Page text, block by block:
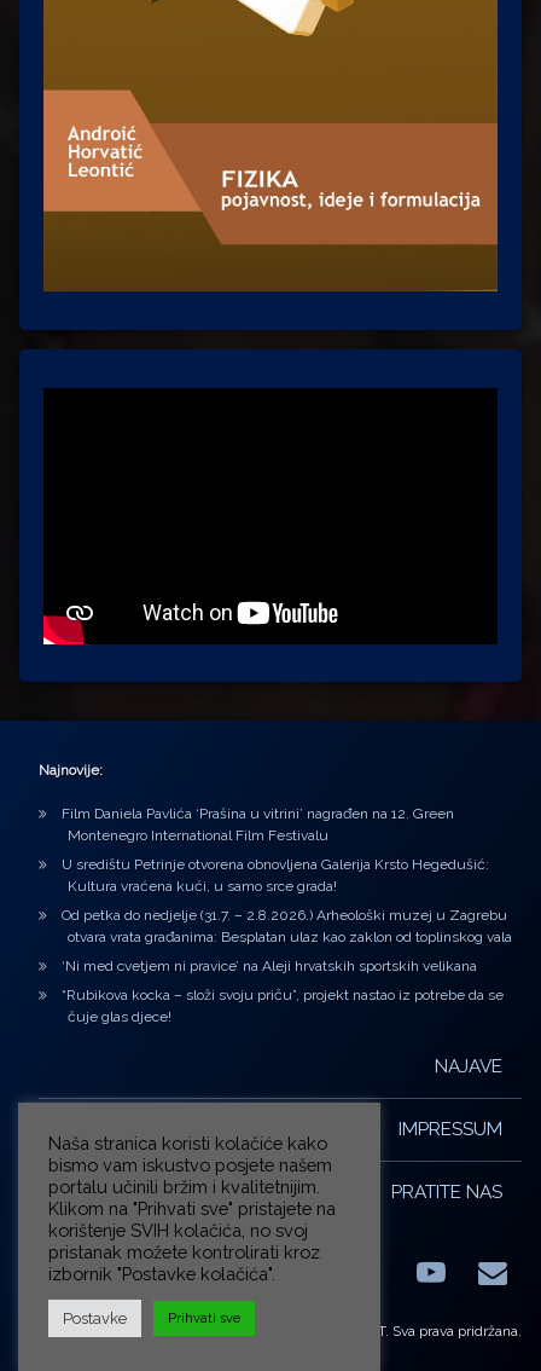
Najnovije:
Film Daniela Pavlića ‘Prašina u vitrini’ nagrađen na 12. Green
Montenegro International Film Festivalu
U središtu Petrinje otvorena obnovljena Galerija Krsto Hegedušić:
Kultura vraćena kući, u samo srce grada!
Od petka do nedjelje (31.7. – 2.8.2026.) Arheološki muzej u Zagrebu
otvara vrata građanima: Besplatan ulaz kao zaklon od toplinskog vala
‘Ni med cvetjem ni pravice’ na Aleji hrvatskih sportskih velikana
“Rubikova kocka – složi svoju priču”, projekt nastao iz potrebe da se
čuje glas djece!
NAJAVE
IMPRESSUM
PRATITE NAS
FacebookLinkedIn E-
© ZG-KULT. Sva prava pridržana.
Naša stranica koristi kolačiće kako
bismo vam iskustvo posjete našem
portalu učinili bržim i kvalitetnijim.
Klikom na "Prihvati sve" pristajete na
korištenje SVIH kolačića, no svoj
pristanak možete kontrolirati kroz
izbornik "Postavke kolačića".
Postavke Prihvati sve